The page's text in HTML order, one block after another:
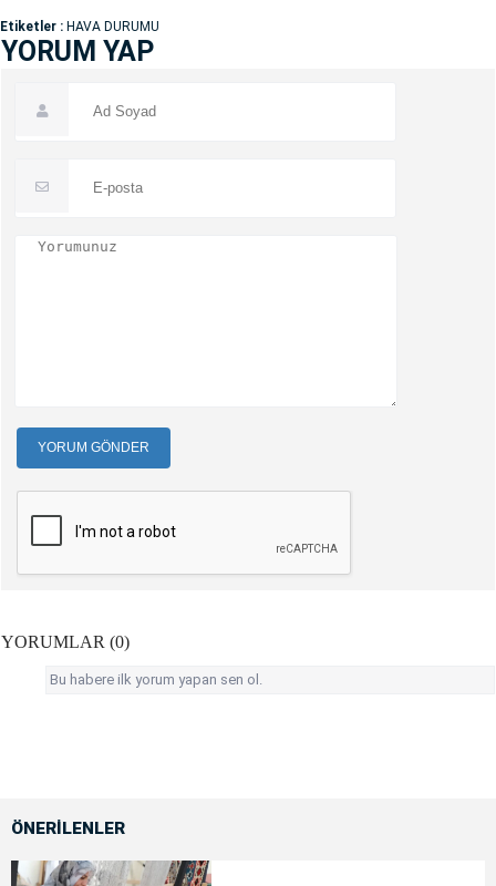
Etiketler : HAVA DURUMU
YORUM YAP
YORUM GÖNDER
YORUMLAR (0)
Bu habere ilk yorum yapan sen ol.
ÖNERİLENLER